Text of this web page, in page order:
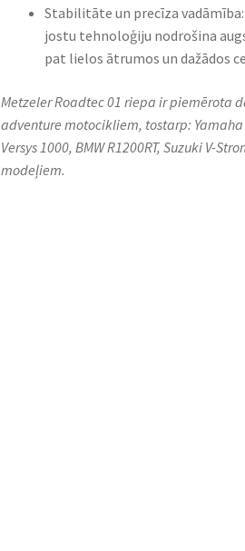
Stabilitāte un precīza
jostu tehnoloģiju nodrošina
pat lielos ātrumos un dažādos
Metzeler Roadtec 01 riepa ir piemērota
adventure motocikliem, tostarp: Yamaha
Versys 1000, BMW R1200RT, Suzuki V-
modeļiem.